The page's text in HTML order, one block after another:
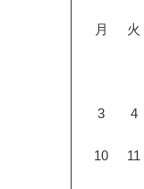
月 火
3 4
10 11